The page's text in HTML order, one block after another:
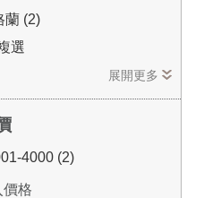
蘭 (2)
選
展開更多
4000 (2)
價格